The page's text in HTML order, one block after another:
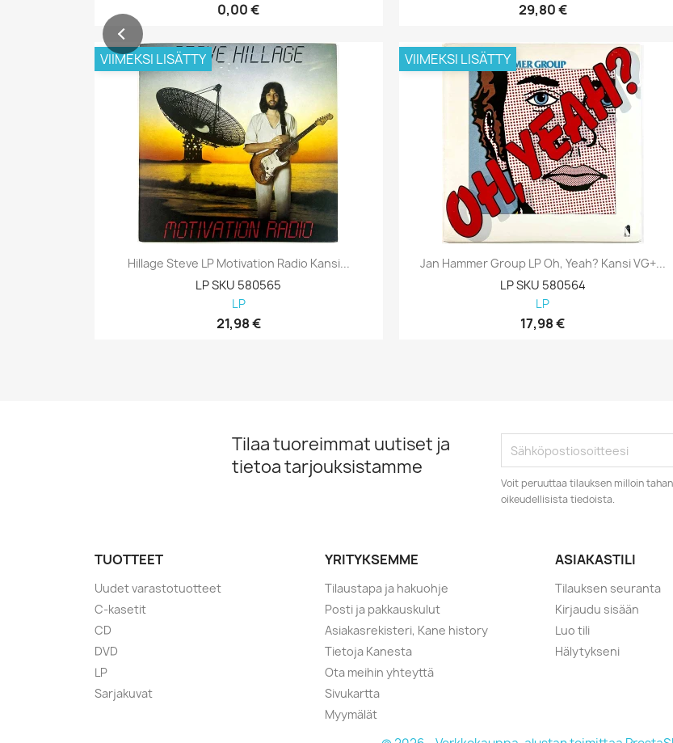
0,00 €
Hillage Steve LP Motivation Radio Kansi...
LP SKU 580565
LP
21,98 €
VIIMEKSI LISÄTTY
29,80 €
Jan Hammer Group LP Oh, Yeah? Kansi VG+...
LP SKU 580564
LP
17,98 €
VIIMEKSI LISÄTTY
Tilaa tuoreimmat uutiset ja
tietoa tarjouksistamme
Voit peruuttaa tilauksen milloin
oikeudellisista tiedoista.
TUOTTEET
Uudet varastotuotteet
C-kasetit
CD
DVD
LP
Sarjakuvat
YRITYKSEMME
Tilaustapa ja hakuohje
Posti ja pakkauskulut
Asiakasrekisteri, Kane history
Tietoja Kanesta
Ota meihin yhteyttä
Sivukartta
Myymälät
ASIAKASTILI
Tilauksen seuranta
Kirjaudu sisään
Luo tili
Hälytykseni